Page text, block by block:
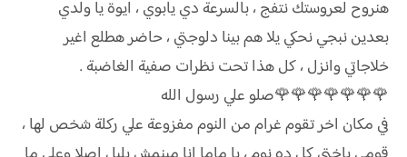
هنروح لعروستك نتفج ، بالسرعة دي يابوي ، ايوة يا ولدي
بعدين نبجي نحكي يلا ه‍م بينا دلوجتي ، حاضر هطلع اغير
خلاجاتي وانزل ، كل هذا تحت نظرات صفية الغاضبة .
🌹🌹🌹🌹🌹🌹🌹صلو علي رسول الله
في مكان اخر تقوم غرام من النوم مفزوعة علي ركلة شخص لها ،